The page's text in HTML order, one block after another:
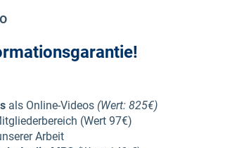
als Online-Videos (Wert: 825€)
(Wert 97€)
Arbeit